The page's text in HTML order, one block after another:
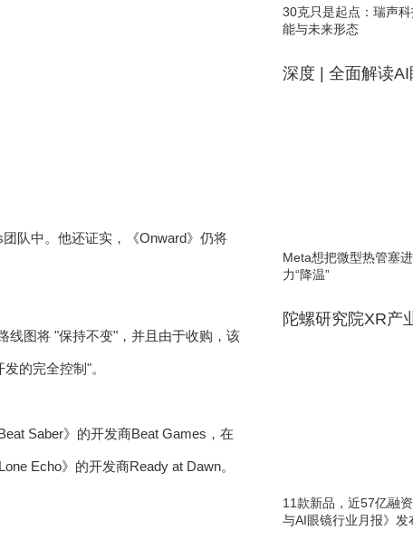
队中。他还证实，《Onward》仍将
线图将 "保持不变"，并且由于收购，该
的完全控制"。
Saber》的开发商Beat Games，在
Echo》的开发商Ready at Dawn。
30克只是起点：瑞声
能与未来形态
深度 | 全面解读AI
Meta想把微型热管塞
力“降温”
陀螺研究院XR产
11款新品，近57亿融
与AI眼镜行业月报》发